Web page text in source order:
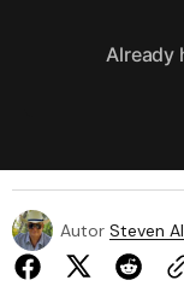
Already
Autor Steven